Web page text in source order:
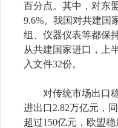
百分点。其中，对东
9.6%。我国对共建国
组、仪器仪表等都保
从共建国家进口，上
入文件32份。
对传统市场出口稳
进出口2.82万亿元，
超过150亿元，欧盟稳